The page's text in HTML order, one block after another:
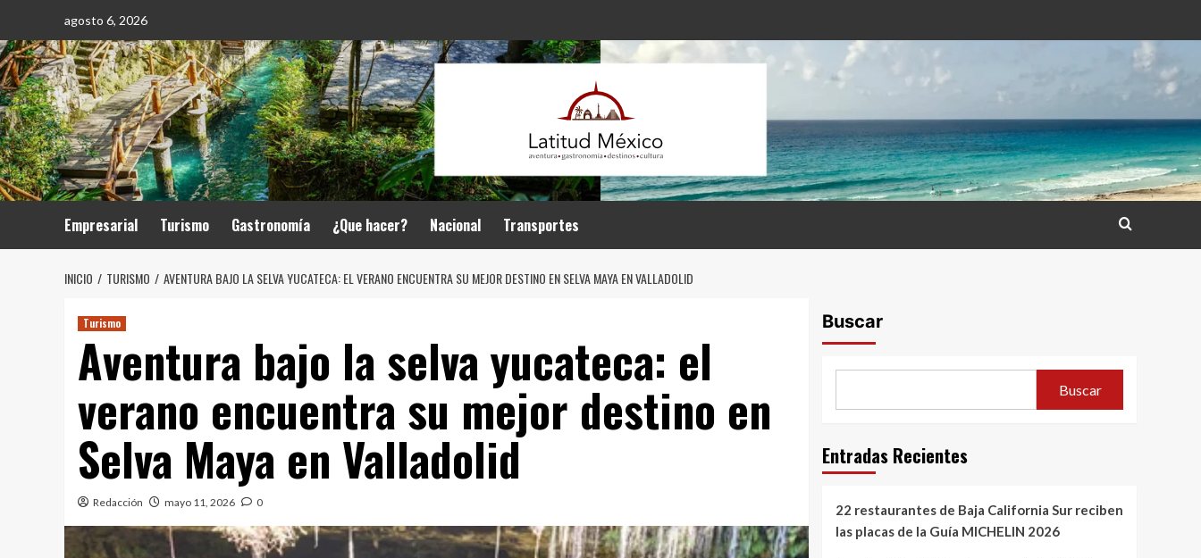
contenido
agosto 6, 2026
Empresarial Turismo Gastronomía ¿Que hacer? Nacional Transportes
INICIO TURISMO AVENTURA BAJO LA SELVA YUCATECA: EL VERANO ENCUENTRA SU MEJOR DESTINO EN SELVA MAYA EN VALLADOLID
Turismo
Aventura bajo la selva yucateca: el
verano encuentra su mejor destino en
Selva Maya en Valladolid
Redacción mayo 11, 2026 0
Buscar
Buscar
Entradas Recientes
22 restaurantes de Baja California Sur reciben
las placas de la Guía MICHELIN 2026